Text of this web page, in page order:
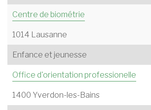
Centre de biométrie
1014 Lausanne
Enfance et jeunesse
Office d'orientation professionelle
1400 Yverdon-les-Bains